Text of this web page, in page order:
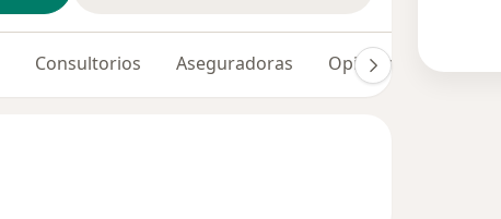
Consultorios Aseguradoras Opiniones (1)